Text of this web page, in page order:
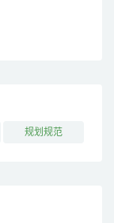
规划规范